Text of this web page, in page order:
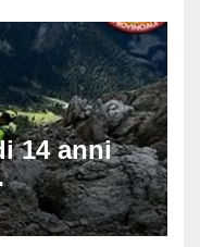
14 anni
sul
famiglia